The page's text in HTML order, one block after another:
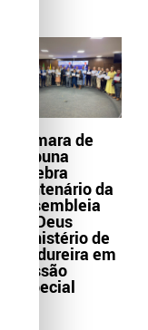
Câmara de
Itabuna
celebra
centenário da
Assembleia
de Deus
Ministério de
Madureira em
Sessão
Especial